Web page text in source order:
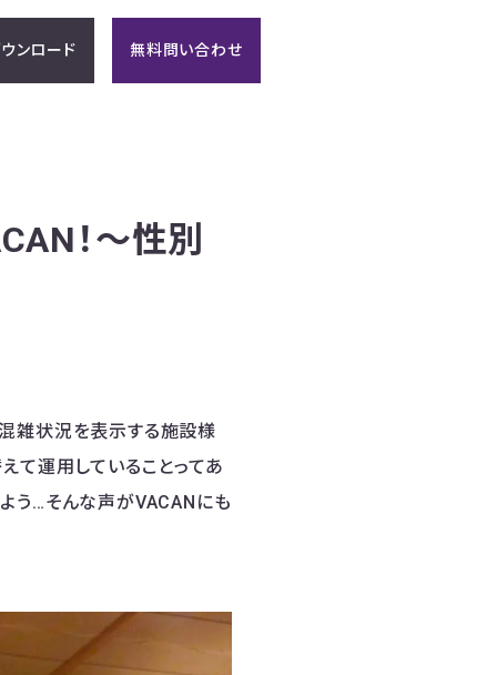
ンロード 無料問い合わせ
！〜性別
雑状況を表示する施設様
て運用していることってあ
う…そんな声がVACANにも